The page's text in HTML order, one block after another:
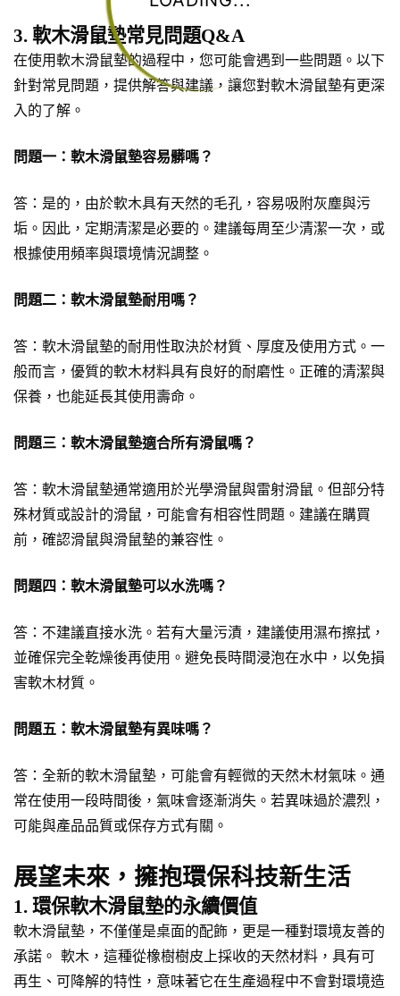
3. 軟木滑鼠墊常見問題Q&A
在使用軟木滑鼠墊的過程中，您可能會遇到一些問題。以下
針對常見問題，提供解答與建議，讓您對軟木滑鼠墊有更深
入的了解。
問題一：軟木滑鼠墊容易髒嗎？
答：是的，由於軟木具有天然的毛孔，容易吸附灰塵與污
垢。因此，定期清潔是必要的。建議每周至少清潔一次，或
根據使用頻率與環境情況調整。
問題二：軟木滑鼠墊耐用嗎？
答：軟木滑鼠墊的耐用性取決於材質、厚度及使用方式。一
般而言，優質的軟木材料具有良好的耐磨性。正確的清潔與
保養，也能延長其使用壽命。
問題三：軟木滑鼠墊適合所有滑鼠嗎？
答：軟木滑鼠墊通常適用於光學滑鼠與雷射滑鼠。但部分特
殊材質或設計的滑鼠，可能會有相容性問題。建議在購買
前，確認滑鼠與滑鼠墊的兼容性。
問題四：軟木滑鼠墊可以水洗嗎？
答：不建議直接水洗。若有大量污漬，建議使用濕布擦拭，
並確保完全乾燥後再使用。避免長時間浸泡在水中，以免損
害軟木材質。
問題五：軟木滑鼠墊有異味嗎？
答：全新的軟木滑鼠墊，可能會有輕微的天然木材氣味。通
常在使用一段時間後，氣味會逐漸消失。若異味過於濃烈，
可能與產品品質或保存方式有關。
展望未來，擁抱環保科技新生活
1. 環保軟木滑鼠墊的永續價值
軟木滑鼠墊，不僅僅是桌面的配飾，更是一種對環境友善的
承諾。 軟木，這種從橡樹樹皮上採收的天然材料，具有可
再生、可降解的特性，意味著它在生產過程中不會對環境造